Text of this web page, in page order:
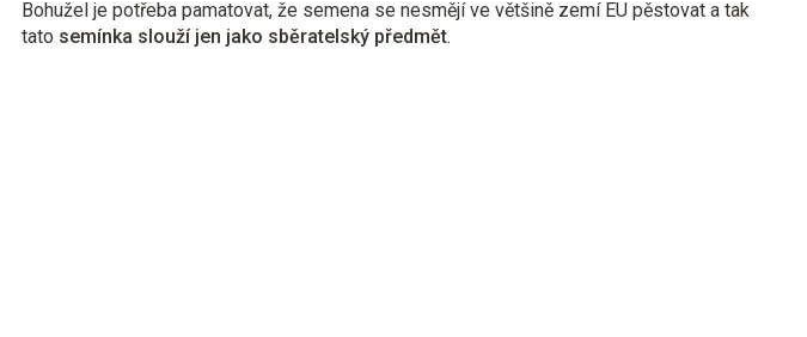
Bohužel je potřeba pamatovat, že semena se nesmějí ve většině zemí EU pěstovat a tak
tato semínka slouží jen jako sběratelský předmět.